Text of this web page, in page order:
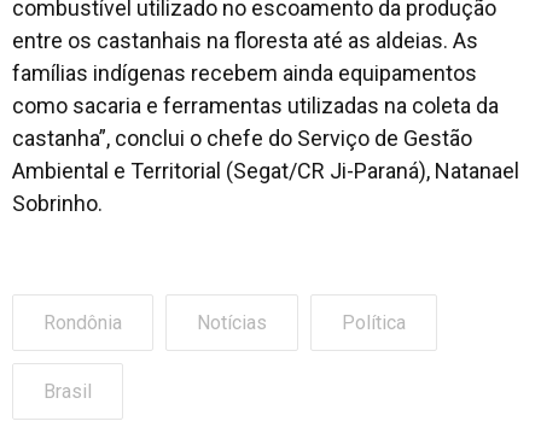
combustível utilizado no escoamento da produção
entre os castanhais na floresta até as aldeias. As
famílias indígenas recebem ainda equipamentos
como sacaria e ferramentas utilizadas na coleta da
castanha”, conclui o chefe do Serviço de Gestão
Ambiental e Territorial (Segat/CR Ji-Paraná), Natanael
Sobrinho.
Rondônia Notícias Política
Brasil